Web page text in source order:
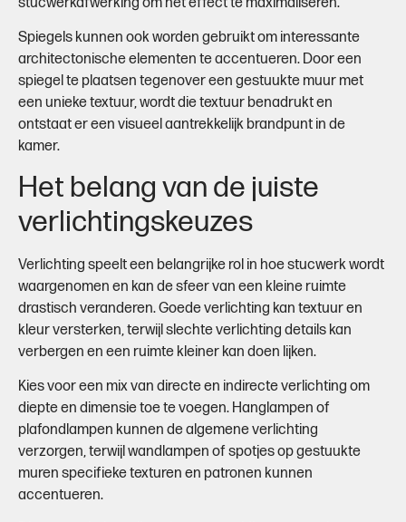
Spiegels kunnen ook worden gebruikt om interessante
architectonische elementen te accentueren. Door een
spiegel te plaatsen tegenover een gestuukte muur met
een unieke textuur, wordt die textuur benadrukt en
ontstaat er een visueel aantrekkelijk brandpunt in de
kamer.
Het belang van de juiste
verlichtingskeuzes
Verlichting speelt een belangrijke rol in hoe stucwerk wordt
waargenomen en kan de sfeer van een kleine ruimte
drastisch veranderen. Goede verlichting kan textuur en
kleur versterken, terwijl slechte verlichting details kan
verbergen en een ruimte kleiner kan doen lijken.
Kies voor een mix van directe en indirecte verlichting om
diepte en dimensie toe te voegen. Hanglampen of
plafondlampen kunnen de algemene verlichting
verzorgen, terwijl wandlampen of spotjes op gestuukte
muren specifieke texturen en patronen kunnen
accentueren.